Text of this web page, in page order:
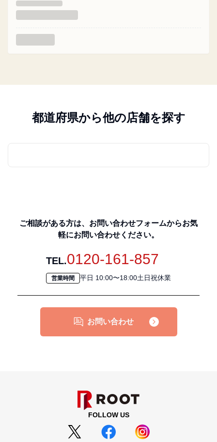
都道府県から他の店舗を探す
ご相談がある方は、お問い合わせフォームからお気
軽にお問い合わせください。
TEL.0120-161-857
営業時間 平日 10:00〜18:00土日祝休業
お問い合わせ
FOLLOW US